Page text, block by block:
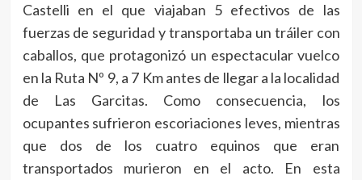
Castelli en el que viajaban 5 efectivos de las
fuerzas de seguridad y transportaba un tráiler con
caballos, que protagonizó un espectacular vuelco
en la Ruta Nº 9, a 7 Km antes de llegar a la localidad
de Las Garcitas. Como consecuencia, los
ocupantes sufrieron escoriaciones leves, mientras
que dos de los cuatro equinos que eran
transportados murieron en el acto. En esta